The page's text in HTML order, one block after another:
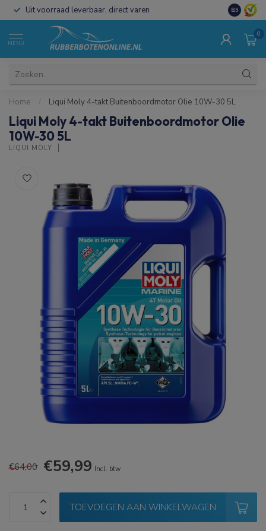
Uit voorraad leverbaar, direct varen Al 15 jaar
8.9
MENU
0
Home / Liqui Moly 4-takt Buitenboordmotor Olie 10W-30 5L
Liqui Moly 4-takt Buitenboordmotor Olie
10W-30 5L
LIQUI MOLY
€64,00 €59,99 Incl. btw
TOEVOEGEN AAN WINKELWAGEN